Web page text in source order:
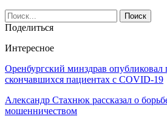
Поделиться
Интересное
Оренбургский минздрав опубликовал
скончавшихся пациентах с COVID-19
Александр Стахнюк рассказал о
мошенничеством